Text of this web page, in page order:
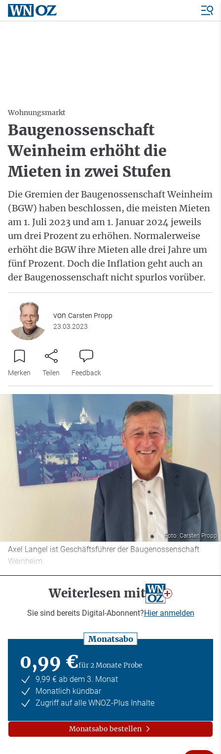
Wohnungsmarkt
Baugenossenschaft
Weinheim erhöht die
Mieten in zwei Stufen
Die Gremien der Baugenossenschaft Weinheim
(BGW) haben beschlossen, die meisten Mieten
am 1. Juli 2023 und am 1. Januar 2024 jeweils
um drei Prozent zu erhöhen. Normalerweise
erhöht die BGW ihre Mieten alle drei Jahre um
fünf Prozent. Doch die Inflation geht auch an
der Baugenossenschaft nicht spurlos vorüber.
von Carsten Propp
23.03.2023
Merken Teilen Feedback
Foto: Carsten Propp
Axel Langel ist Geschäftsführer der Baugenossenschaft
Weinheim.
Weiterlesen mit
Sie sind bereits Digital-Abonnent?Hier anmelden
Monatsabo
0,99 €für 2 Monate Probe
9,99 € ab dem 3. Monat
Monatlich kündbar
Zugriff auf alle WNOZ-Plus Inhalte
Monatsabo bestellen